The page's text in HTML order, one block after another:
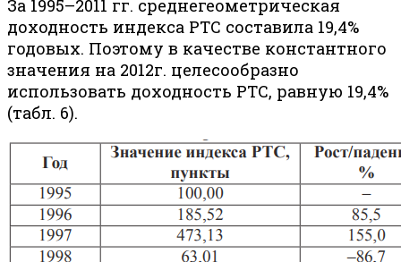
За 1995–2011 гг. среднегеометрическая
доходность индекса РТС составила 19,4%
годовых. Поэтому в качестве константного
значения на 2012г. целесообразно
использовать доходность РТС, равную 19,4%
(табл. 6).